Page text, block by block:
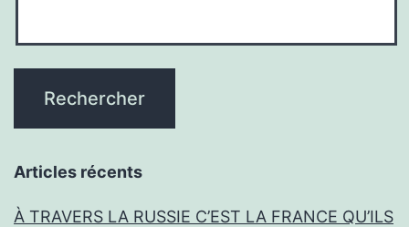
Articles récents
À TRAVERS LA RUSSIE C’EST LA FRANCE QU’ILS